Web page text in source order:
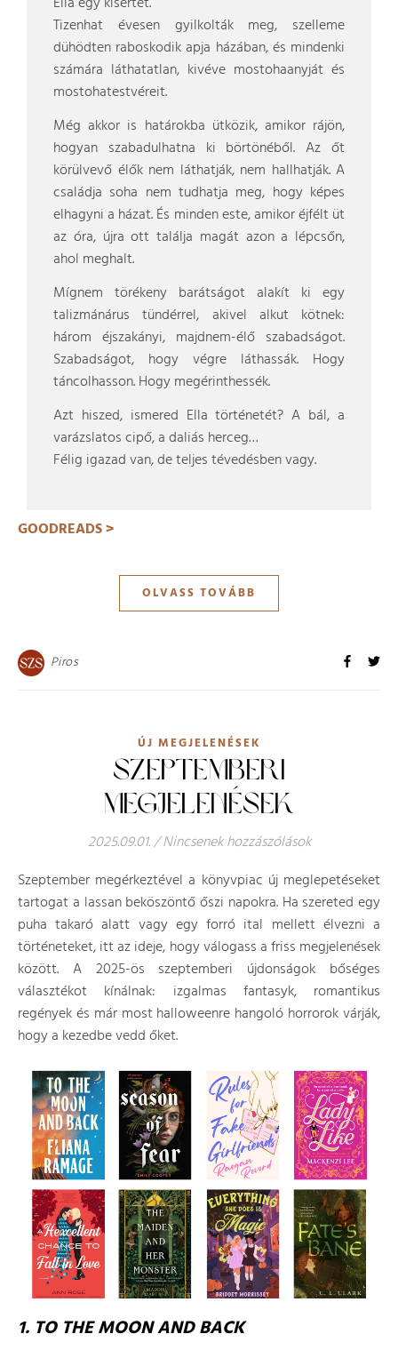
Tizenhat évesen gyilkolták meg, szelleme
dühödten raboskodik apja házában, és mindenki
számára láthatatlan, kivéve mostohaanyját és
mostohatestvéreit.
Még akkor is határokba ütközik, amikor rájön,
hogyan szabadulhatna ki börtönéből. Az őt
körülvevő élők nem láthatják, nem hallhatják. A
családja soha nem tudhatja meg, hogy képes
elhagyni a házat. És minden este, amikor éjfélt üt
az óra, újra ott találja magát azon a lépcsőn,
ahol meghalt.
Mígnem törékeny barátságot alakít ki egy
talizmánárus tündérrel, akivel alkut kötnek:
három éjszakányi, majdnem-élő szabadságot.
Szabadságot, hogy végre láthassák. Hogy
táncolhasson. Hogy megérinthessék.
Azt hiszed, ismered Ella történetét? A bál, a
varázslatos cipő, a daliás herceg…
Félig igazad van, de teljes tévedésben vagy.
GOODREADS >
OLVASS TOVÁBB
Piros
ÚJ MEGJELENÉSEK
SZEPTEMBERI
MEGJELENÉSEK
2025.09.01./ Nincsenek hozzászólások
Szeptember megérkeztével a könyvpiac új meglepetéseket
tartogat a lassan beköszöntő őszi napokra. Ha szereted egy
puha takaró alatt vagy egy forró ital mellett élvezni a
történeteket, itt az ideje, hogy válogass a friss megjelenések
között. A 2025-ös szeptemberi újdonságok bőséges
választékot kínálnak: izgalmas fantasyk, romantikus
regények és már most halloweenre hangoló horrorok várják,
hogy a kezedbe vedd őket.
1. TO THE MOON AND BACK